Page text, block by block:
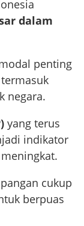
dalam
penting
negara.
yang terus
indikator
cukup
berpuas